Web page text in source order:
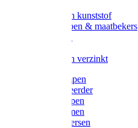
Voerbakken kunststof
Voerscheppen & maatbekers
Voerbakken verzinkt
Warmtelampen
Staartcoupeerder
Biggenkappen
Neuskrammen
Varken diversen